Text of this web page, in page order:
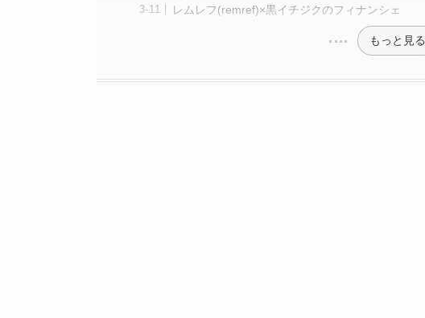
レムレフ(remref)×黒イチジクのフィナンシェ
もっと見る